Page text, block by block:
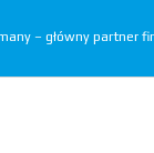
– główny partner